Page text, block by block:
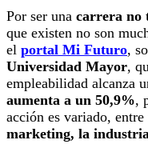
Por ser una carrera no
que existen no son
el portal Mi Futuro,
Universidad Mayor,
empleabilidad alcanza
aumenta a un 50,9%,
acción es variado, entre
marketing, la